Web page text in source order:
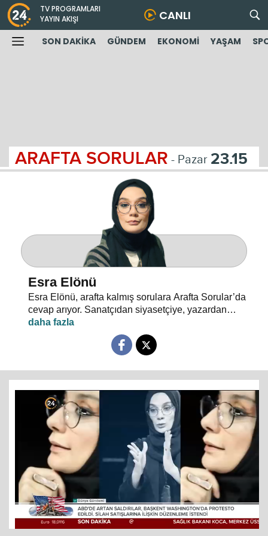
TV PROGRAMLARI
YAYIN AKIŞI
CANLI
SON DAKİKA GÜNDEM EKONOMİ YAŞAM
ARAFTA SORULAR - Pazar 23.15
Esra Elönü
Esra Elönü, arafta kalmış sorulara Arafta Sorular’da
cevap arıyor. Sanatçıdan siyasetçiye, yazardan
oyuncuya herkes kendi arafını bu programda anlatıyor.
Hayata, insana, gündem ve siyasete dair her şeyin
konuşulduğu, akıllara takılan, cevabı bulunamayan
konuklarına arafını sorgulatıyor.